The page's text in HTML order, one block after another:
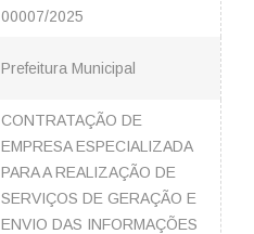
00007/2025
Prefeitura Municipal
CONTRATAÇÃO DE
EMPRESA ESPECIALIZADA
PARA A REALIZAÇÃO DE
SERVIÇOS DE GERAÇÃO E
ENVIO DAS INFORMAÇÕES